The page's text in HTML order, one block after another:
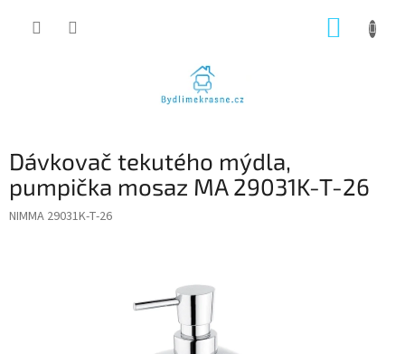
Dávkovač tekutého mýdla,
pumpička mosaz MA 29031K-T-26
NIMMA 29031K-T-26